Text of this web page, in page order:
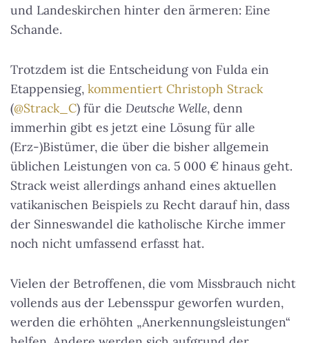
und Landeskirchen hinter den ärmeren: Eine
Schande.
Trotzdem ist die Entscheidung von Fulda ein
Etappensieg, kommentiert Christoph Strack
(@Strack_C) für die Deutsche Welle, denn
immerhin gibt es jetzt eine Lösung für alle
(Erz-)Bistümer, die über die bisher allgemein
üblichen Leistungen von ca. 5 000 € hinaus geht.
Strack weist allerdings anhand eines aktuellen
vatikanischen Beispiels zu Recht darauf hin, dass
der Sinneswandel die katholische Kirche immer
noch nicht umfassend erfasst hat.
Vielen der Betroffenen, die vom Missbrauch nicht
vollends aus der Lebensspur geworfen wurden,
werden die erhöhten „Anerkennungsleistungen“